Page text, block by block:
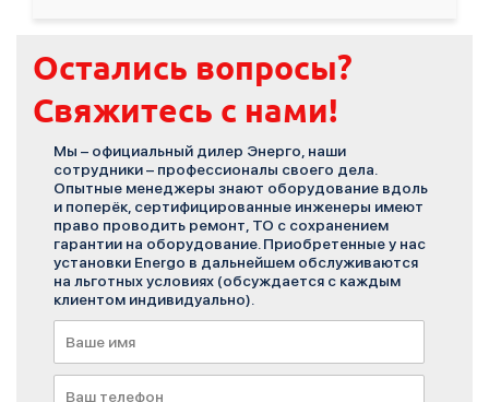
Остались вопросы?
Свяжитесь с нами!
Мы – официальный дилер Энерго, наши
сотрудники – профессионалы своего дела.
Опытные менеджеры знают оборудование вдоль
и поперёк, сертифицированные инженеры имеют
право проводить ремонт, ТО с сохранением
гарантии на оборудование. Приобретенные у нас
установки Energo в дальнейшем обслуживаются
на льготных условиях (обсуждается с каждым
клиентом индивидуально).